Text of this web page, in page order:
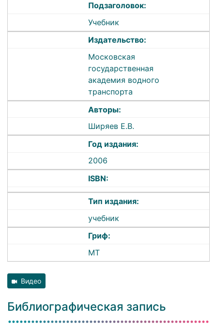
Подзаголовок:
Учебник
Издательство:
Московская
государственная
академия водного
транспорта
Авторы:
Ширяев Е.В.
Год издания:
2006
ISBN:
Тип издания:
учебник
Гриф:
МТ
Видео
Библиографическая запись